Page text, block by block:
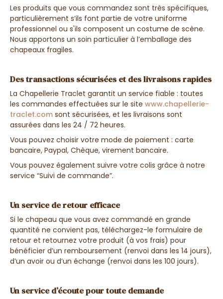
Les produits que vous commandez sont très spécifiques,
particulièrement s’ils font partie de votre uniforme
professionnel ou s'ils composent un costume de scène.
Nous apportons un soin particulier à l’emballage des
chapeaux fragiles.
Des transactions sécurisées et des livraisons rapides
La Chapellerie Traclet garantit un service fiable : toutes
les commandes effectuées sur le site www.chapellerie-
traclet.com sont sécurisées, et les livraisons sont
assurées dans les 24 / 72 heures.
Vous pouvez choisir votre mode de paiement : carte
bancaire, Paypal, Chèque, virement bancaire.
Vous pouvez également suivre votre colis grâce à notre
service “Suivi de commande”.
Un service de retour efficace
Si le chapeau que vous avez commandé en grande
quantité ne convient pas, téléchargez-le formulaire de
retour et retournez votre produit (à vos frais) pour
bénéficier d’un remboursement (renvoi dans les 14 jours),
d’un avoir ou d’un échange (renvoi dans les 100 jours).
Un service d’écoute pour toute demande